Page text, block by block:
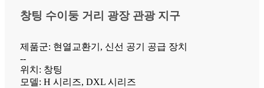
창팅 수이둥 거리 광장 관광 지구
제품군: 현열교환기, 신선 공기 공급 장치
--
위치: 창팅
모델: H 시리즈, DXL 시리즈